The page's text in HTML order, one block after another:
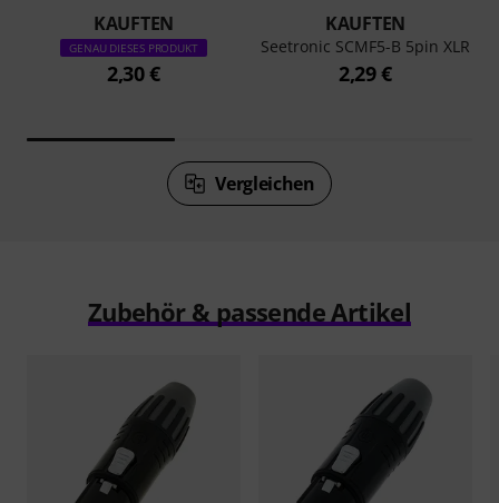
KAUFTEN
GENAU DIESES PRODUKT
2,30 €
KAUFTEN
Seetronic SCMF5-B 5pin XLR
2,29 €
Vergleichen
Zubehör & passende Artikel